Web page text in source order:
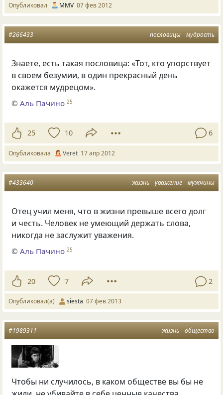
Опубликовал MMV 07 фев 2012
пословицы мудрость
#266433
Знаете, есть такая пословица: «Тот, кто упорствует
в своем безумии, в один прекрасный день
окажется мудрецом».
©Аль Пачино 25
25 10 6
Опубликовала Veret 17 апр 2012
жизнь уважение мужчины
#433640
Отец учил меня, что в жизни превыше всего долг
и честь. Человек не умеющий держать слова,
никогда не заслужит уважения.
©Аль Пачино 25
20 7 2
Опубликовал(а) siesta 07 фев 2013
жизнь общество
#1989311
Чтобы ни случилось, в каком обществе вы бы не